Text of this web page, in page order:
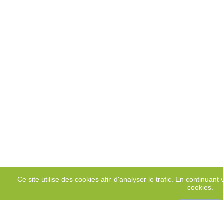
Ce site utilise des cookies afin d'analyser le trafic. En
cookies.